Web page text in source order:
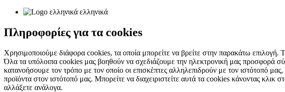
ελληνικά
Πληροφορίες για τα cookies
Χρησιμοποιούμε διάφορα cookies, τα οποία μπορείτε να βρείτε στην παρακάτω επιλογή.
Όλα τα υπόλοιπα cookies μας βοηθούν να σχεδιάζουμε την ηλεκτρονική μας προσφορά
κατανοήσουμε τον τρόπο με τον οποίο οι επισκέπτες αλληλεπιδρούν με τον ιστότοπό
προϊόντα στον ιστότοπό μας. Μπορείτε να διαχειριστείτε αυτά τα cookies κάνοντας
αλλάξετε ανάλογα.